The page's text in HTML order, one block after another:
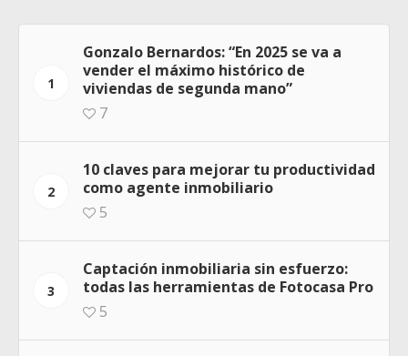
1
Gonzalo Bernardos: “En 2025 se va a
vender el máximo histórico de
viviendas de segunda mano”
7
2
10 claves para mejorar tu productividad
como agente inmobiliario
5
3
Captación inmobiliaria sin esfuerzo:
todas las herramientas de Fotocasa Pro
5